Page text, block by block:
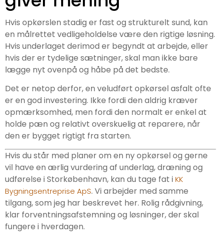
Hvis opkørslen stadig er fast og strukturelt sund, kan
en målrettet vedligeholdelse være den rigtige løsning.
Hvis underlaget derimod er begyndt at arbejde, eller
hvis der er tydelige sætninger, skal man ikke bare
lægge nyt ovenpå og håbe på det bedste.
Det er netop derfor, en veludført opkørsel asfalt ofte
er en god investering. Ikke fordi den aldrig kræver
opmærksomhed, men fordi den normalt er enkel at
holde pæn og relativt overskuelig at reparere, når
den er bygget rigtigt fra starten.
Hvis du står med planer om en ny opkørsel og gerne
vil have en ærlig vurdering af underlag, dræning og
udførelse i Storkøbenhavn, kan du tage fat iKK
Bygningsentreprise ApS. Vi arbejder med samme
tilgang, som jeg har beskrevet her. Rolig rådgivning,
klar forventningsafstemning og løsninger, der skal
fungere i hverdagen.